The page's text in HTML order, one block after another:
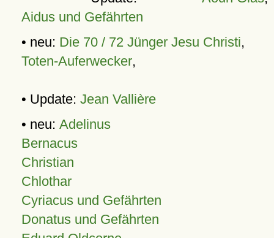
Aidus und Gefährten
• neu: Die 70 / 72 Jünger Jesu Christi,
Toten-Auferwecker,
• Update: Jean Vallière
• neu: Adelinus
Bernacus
Christian
Chlothar
Cyriacus und Gefährten
Donatus und Gefährten